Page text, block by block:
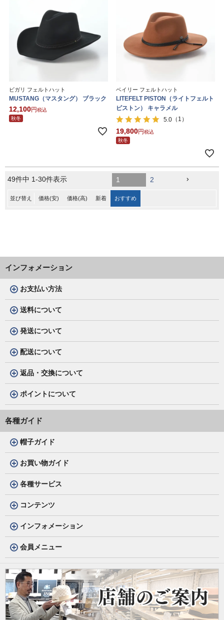
ビガリ フェルトハット
MUSTANG（マスタング） ブラック
12,100
税込
秋冬
ベイリー フェルトハット
LITEFELT PISTON（ライトフェルト
ピストン） キャラメル
5.0 （1）
19,800
税込
秋冬
並び替え 価格(安) 価格(高) 新着 おすすめ
49件中 1-30件表示 1 2
インフォメーション
お支払い方法
送料について
発送について
配送について
返品・交換について
ポイントについて
各種ガイド
帽子ガイド
お買い物ガイド
各種サービス
コンテンツ
インフォメーション
会員メニュー